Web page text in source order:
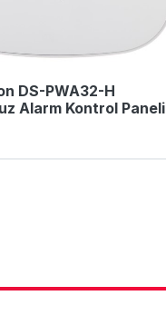
DS-PWA32-H
Alarm Kontrol Paneli